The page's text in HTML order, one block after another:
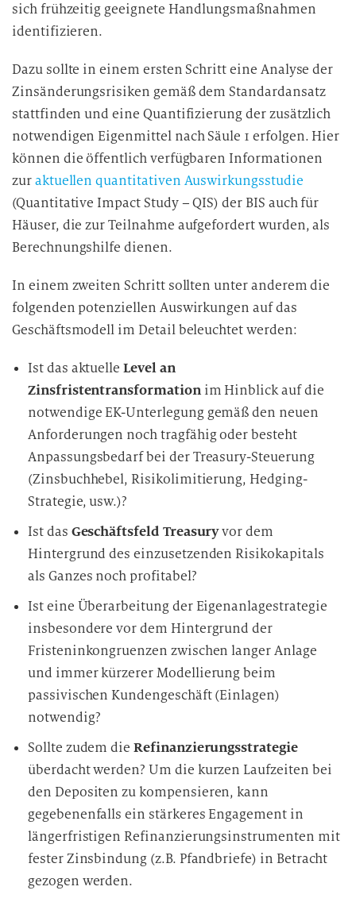
sich frühzeitig geeignete Handlungsmaßnahmen
identifizieren.
Dazu sollte in einem ersten Schritt eine Analyse der
Zinsänderungsrisiken gemäß dem Standardansatz
stattfinden und eine Quantifizierung der zusätzlich
notwendigen Eigenmittel nach Säule 1 erfolgen. Hier
können die öffentlich verfügbaren Informationen
zuraktuellen quantitativen Auswirkungsstudie
(Quantitative Impact Study – QIS) der BIS auch für
Häuser, die zur Teilnahme aufgefordert wurden, als
Berechnungshilfe dienen.
In einem zweiten Schritt sollten unter anderem die
folgenden potenziellen Auswirkungen auf das
Geschäftsmodell im Detail beleuchtet werden:
Ist das aktuelleLevel an
Zinsfristentransformationim Hinblick auf die
notwendige EK-Unterlegung gemäß den neuen
Anforderungen noch tragfähig oder besteht
Anpassungsbedarf bei der Treasury-Steuerung
(Zinsbuchhebel, Risikolimitierung, Hedging-
Strategie, usw.)?
Ist das Geschäftsfeld Treasuryvor dem
Hintergrund des einzusetzenden Risikokapitals
als Ganzes noch profitabel?
Ist eine Überarbeitung der Eigenanlagestrategie
insbesondere vor dem Hintergrund der
Fristeninkongruenzen zwischen langer Anlage
und immer kürzerer Modellierung beim
passivischen Kundengeschäft (Einlagen)
notwendig?
Sollte zudem dieRefinanzierungsstrategie
überdacht werden? Um die kurzen Laufzeiten bei
den Depositen zu kompensieren, kann
gegebenenfalls ein stärkeres Engagement in
längerfristigen Refinanzierungsinstrumenten mit
fester Zinsbindung (z.B. Pfandbriefe) in Betracht
gezogen werden.